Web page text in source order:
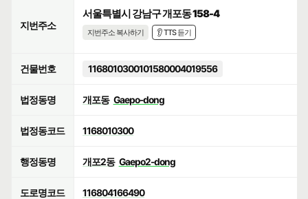
지번주소
서울특별시 강남구 개포동 158-4
지번주소 복사하기 👂 TTS 듣기
건물번호 1168010300101580004019556
법정동명 개포동 Gaepo-dong
법정동코드 1168010300
행정동명 개포2동 Gaepo2-dong
도로명코드 116804166490